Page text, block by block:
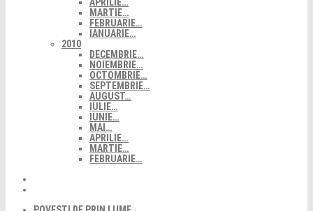
MARTIE…
FEBRUARIE…
IANUARIE…
2010
DECEMBRIE…
NOIEMBRIE…
OCTOMBRIE…
SEPTEMBRIE…
AUGUST…
IULIE…
IUNIE…
MAI…
APRILIE…
MARTIE…
FEBRUARIE…